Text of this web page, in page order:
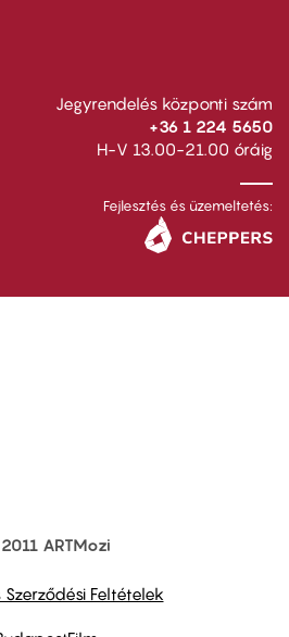
Jegyrendelés központi szám
+36 1 224 5650
H-V 13.00-21.00 óráig
Fejlesztés és üzemeltetés:
ARTMozi
Feltételek